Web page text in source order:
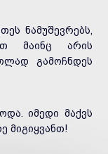
ნამუშევრებს,
მაინც არის
გამოჩნდეს
იმედი მაქვს
მიგიყვანთ!